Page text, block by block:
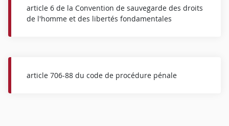
article 6 de la Convention de sauvegarde des droits
de l'homme et des libertés fondamentales
article 706-88 du code de procédure pénale